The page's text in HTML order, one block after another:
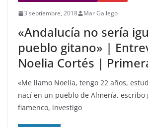
3 septiembre, 2018 Mar Gallego
«Andalucía no sería
pueblo gitano» |
Noelia Cortés |
«Me llamo Noelia, tengo 22 años,
nací en un pueblo de Almería, escribo
flamenco, investigo